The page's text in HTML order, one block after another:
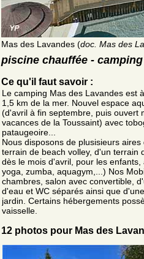
Mas des Lavandes (doc. Mas des
piscine chauffée -
Ce qu'il faut savoir :
Le camping Mas des Lavandes est
1,5 km de la mer. Nouvel espace
(d'avril à fin septembre, puis ouvert
vacances de la Toussaint) avec
pataugeoire...
Nous disposons de plusisieurs
terrain de beach volley, d'un terrain
dès le mois d'avril, pour les
yoga, zumba, aquagym,...) Nos
chambres, salon avec convertible,
d'eau et WC séparés ainsi que
jardin. Certains hébergements
vaisselle.
12 photos pour Mas des